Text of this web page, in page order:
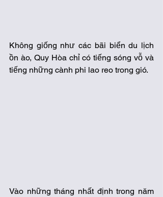
Không giống như các bãi biển du lịch
ồn ào, Quy Hòa chỉ có tiếng sóng vỗ và
tiếng những cành phi lao reo trong gió.
Vào những tháng nhất định trong năm